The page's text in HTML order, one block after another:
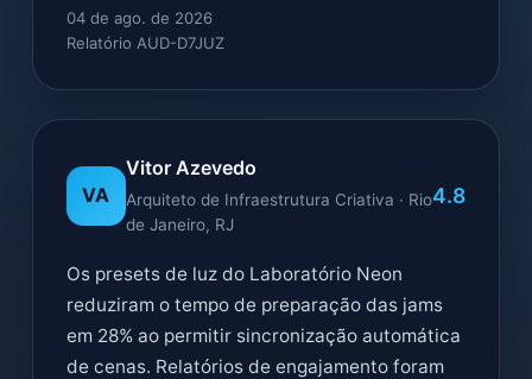
04 de ago. de 2026
Relatório AUD-D7JUZ
VA
Vitor Azevedo
Arquiteto de Infraestrutura Criativa · Rio
de Janeiro, RJ
4.8
Os presets de luz do Laboratório Neon
reduziram o tempo de preparação das jams
em 28% ao permitir sincronização automática
de cenas. Relatórios de engajamento foram